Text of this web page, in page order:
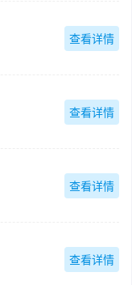
查看详情
查看详情
查看详情
查看详情